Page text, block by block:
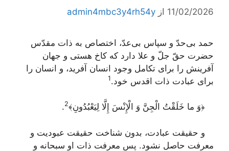
11/02/2026 از admin4mbc3y4rh54y
حمد بى‌حدّ و سپاس بى‌عدّ، اختصاص به ذات مقدّس
حضرت حقّ جلّ و علا دارد كه كاخ هستى و جهان
آفرینش را براى تكامل وجود انسان آفرید، و انسان را
براى عبادت ذات اقدس خود.1
﴿وَ ما خَلَقْتُ الْجِنَّ وَ الْإِنْسَ إِلَّا لِيَعْبُدُونِ﴾‌2
.
و حقیقت عبادت، بدون شناخت حقیقت عبودیت و
معرفت حاصل نشود. پس معرفت ذات او سبحانه و